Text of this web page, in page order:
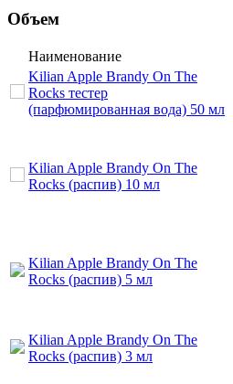
Объем
Наименование
Kilian Apple Brandy On The
Rocks тестер
(парфюмированная вода) 50 мл
Kilian Apple Brandy On The
Rocks (распив) 10 мл
Kilian Apple Brandy On The
Rocks (распив) 5 мл
Kilian Apple Brandy On The
Rocks (распив) 3 мл